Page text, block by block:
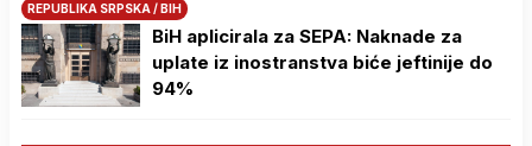
REPUBLIKA SRPSKA / BIH
BiH aplicirala za SEPA: Naknade za
uplate iz inostranstva biće jeftinije do
94%